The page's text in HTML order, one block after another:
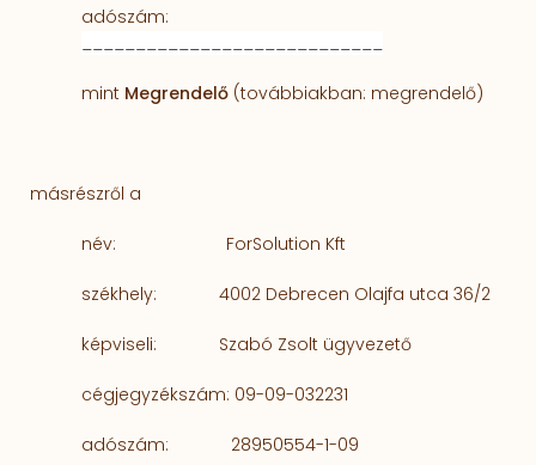
adószám:
____________________________
mint Megrendelő(továbbiakban: megrendelő)
másrészről a
név: ForSolution Kft
székhely: 4002 Debrecen Olajfa utca 36/2
képviseli: Szabó Zsolt ügyvezető
cégjegyzékszám: 09-09-032231
adószám: 28950554-1-09